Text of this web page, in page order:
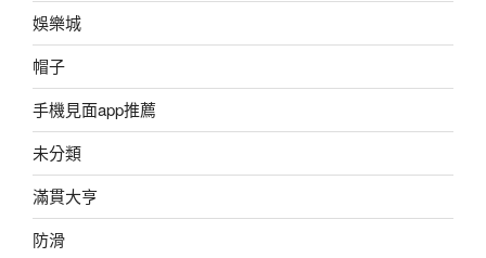
娛樂城
帽子
手機見面app推薦
未分類
滿貫大亨
防滑